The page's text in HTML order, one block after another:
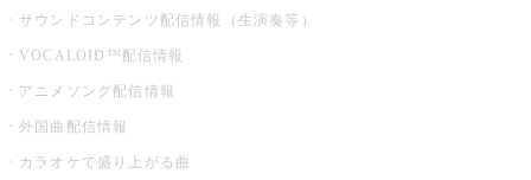
サウンドコンテンツ配信情報（生演奏等）
VOCALOID™配信情報
アニメソング配信情報
外国曲配信情報
カラオケで盛り上がる曲